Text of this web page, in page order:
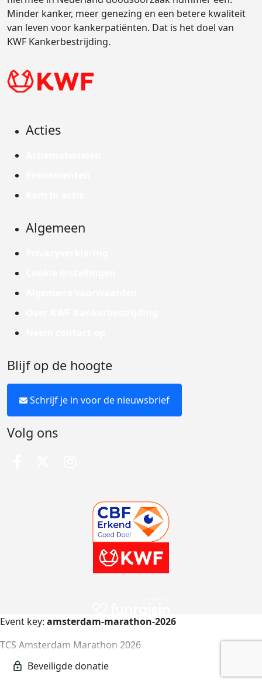
Minder kanker, meer genezing en een betere kwaliteit
van leven voor kankerpatiënten. Dat is het doel van
KWF Kankerbestrijding.
Acties
Algemeen
Blijf op de hoogte
Schrijf je in voor de nieuwsbrief
Volg ons
Event key: amsterdam-marathon-2026
TCS Amsterdam Marathon 2026
amsterdam-marathon-2026